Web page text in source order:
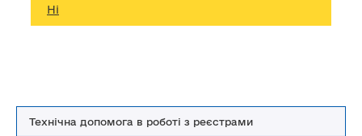
Технічна допомога в роботі з реєстрами
Ні